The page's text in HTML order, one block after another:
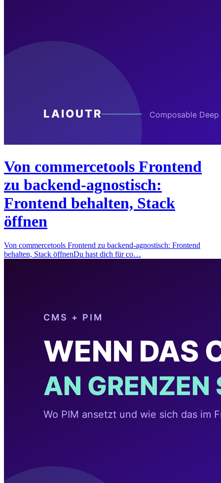
Von commercetools Frontend
zu backend-agnostisch:
Frontend behalten, Stack
öffnen
Von commercetools Frontend zu backend-agnostisch: Frontend
behalten, Stack öffnenDu hast dich für co…